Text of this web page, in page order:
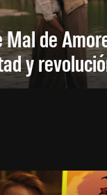
Mal de
y